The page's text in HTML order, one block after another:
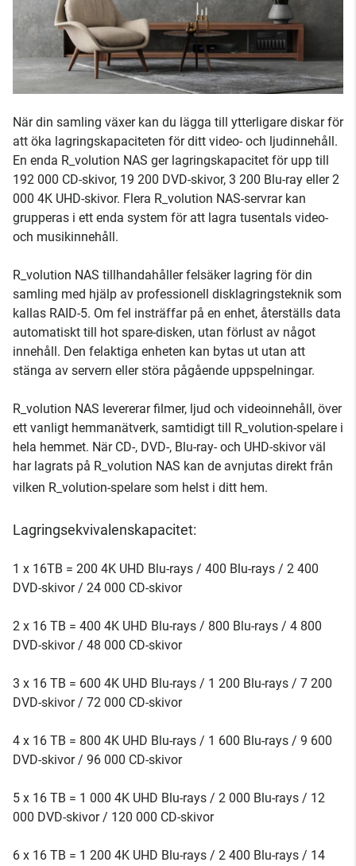
När din samling växer kan du lägga till ytterligare diskar för
att öka lagringskapaciteten för ditt video- och ljudinnehåll.
En enda R_volution NAS ger lagringskapacitet för upp till
192 000 CD-skivor, 19 200 DVD-skivor, 3 200 Blu-ray eller 2
000 4K UHD-skivor. Flera R_volution NAS-servrar kan
grupperas i ett enda system för att lagra tusentals video-
och musikinnehåll.
R_volution NAS tillhandahåller felsäker lagring för din
samling med hjälp av professionell disklagringsteknik som
kallas RAID-5. Om fel insträffar på en enhet, återställs data
automatiskt till hot spare-disken, utan förlust av något
innehåll. Den felaktiga enheten kan bytas ut utan att
stänga av servern eller störa pågående uppspelningar.
R_volution NAS levererar filmer, ljud och videoinnehåll, över
ett vanligt hemmanätverk, samtidigt till R_volution-spelare i
hela hemmet. När CD-, DVD-, Blu-ray- och UHD-skivor väl
har lagrats på R_volution NAS kan de avnjutas direkt från
vilken R_volution-spelare som helst i ditt hem.
Lagringsekvivalenskapacitet:
1 x 16TB = 200 4K UHD Blu-rays / 400 Blu-rays / 2 400
DVD-skivor / 24 000 CD-skivor
2 x 16 TB = 400 4K UHD Blu-rays / 800 Blu-rays / 4 800
DVD-skivor / 48 000 CD-skivor
3 x 16 TB = 600 4K UHD Blu-rays / 1 200 Blu-rays / 7 200
DVD-skivor / 72 000 CD-skivor
4 x 16 TB = 800 4K UHD Blu-rays / 1 600 Blu-rays / 9 600
DVD-skivor / 96 000 CD-skivor
5 x 16 TB = 1 000 4K UHD Blu-rays / 2 000 Blu-rays / 12
000 DVD-skivor / 120 000 CD-skivor
6 x 16 TB = 1 200 4K UHD Blu-rays / 2 400 Blu-rays / 14